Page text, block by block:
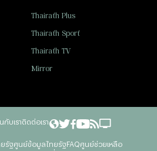
Thairath Plus
Thairath Sport
Thairath TV
Mirror
กับเราติดต่อเรา
รัฐศูนย์ข้อมูลไทยรัฐFAQศูนย์ช่วยเหลือ